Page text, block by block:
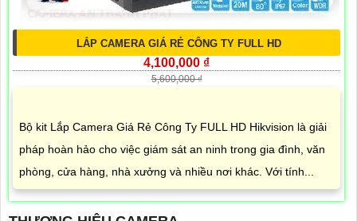
LẮP CAMERA GIÁ RẺ CÔNG TY FULL HD
4,100,000 ₫
5,600,000 ₫
Bộ kit Lắp Camera Giá Rẻ Công Ty FULL HD Hikvision là giải
pháp hoàn hảo cho việc giám sát an ninh trong gia đình, văn
phòng, cửa hàng, nhà xưởng và nhiều nơi khác. Với tính...